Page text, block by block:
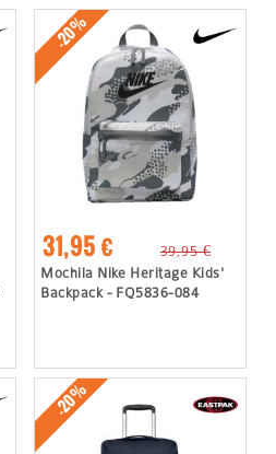
-20%
31,95 €
39,95 €
Mochila Nike Heritage Kids'
Backpack - FQ5836-084
-20%